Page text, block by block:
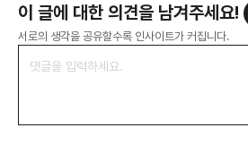
이 글에 대한 의견을 남겨주세요!
서로의 생각을 공유할수록 인사이트가 커집니다.